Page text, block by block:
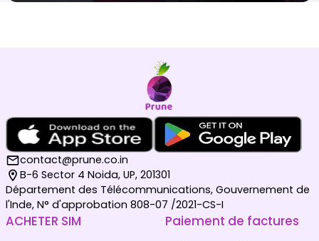
contact@prune.co.in
B-6 Sector 4 Noida, UP, 201301
Département des Télécommunications, Gouvernement de
l'Inde, N° d'approbation 808-07 /2021-CS-I
ACHETER SIM Paiement de factures